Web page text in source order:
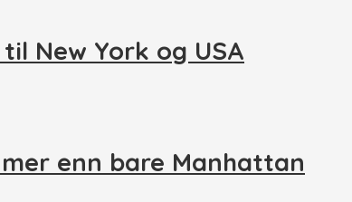
New York og USA
enn bare Manhattan